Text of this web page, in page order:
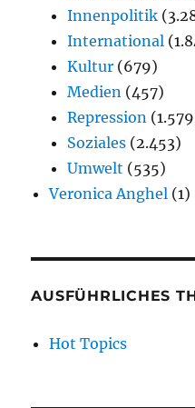
Innenpolitik
International
Kultur (679)
Medien (457)
Repression
Soziales (2.453)
Umwelt (535)
Veronica Anghel (1)
AUSFÜHRLICHES
Hot Topics